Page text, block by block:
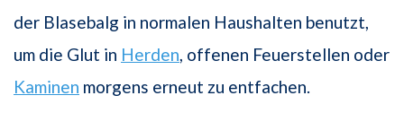
der Blasebalg in normalen Haushalten benutzt,
um die Glut in Herden, offenen Feuerstellen oder
Kaminen morgens erneut zu entfachen.